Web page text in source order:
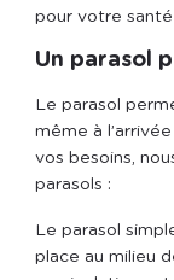
pour votre
Un parasol
Le parasol
même à
vos besoins,
parasols :
Le parasol
place au milieu